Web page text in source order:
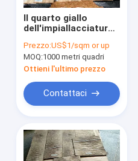
Il quarto giallo
dell'impiallacciatura
0.40MM ha tagliato
per gli interior design
Prezzo:US$1/sqm or up
MOQ:1000 metri quadri
Ottieni l'ultimo prezzo
Contattaci